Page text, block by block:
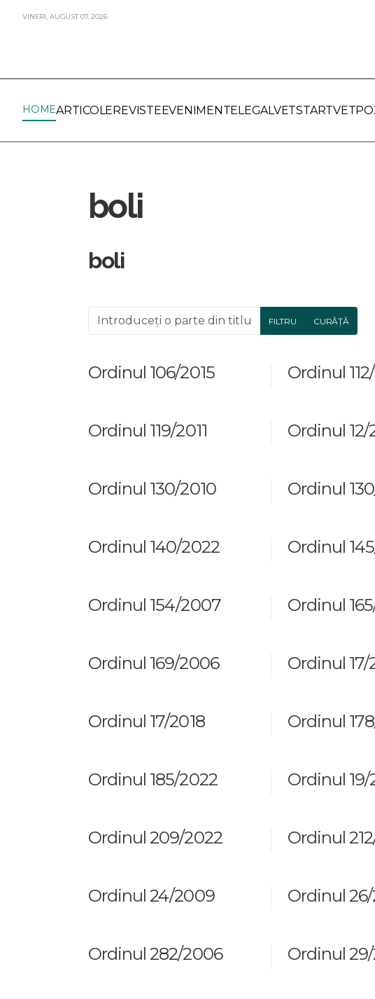
VINERI, AUGUST07,2026
HOMEARTICOLEREVISTEEVENIMENTELEGALVETSTARTVET
boli
boli
Introduceți o parte din titlu. FILTRU CURĂȚĂ
Ordinul 106/2015 Ordinul
Ordinul 119/2011 Ordinul
Ordinul 130/2010 Ordinul
Ordinul 140/2022 Ordinul
Ordinul 154/2007 Ordinul
Ordinul 169/2006 Ordinul
Ordinul 17/2018 Ordinul
Ordinul 185/2022 Ordinul 19/
Ordinul 209/2022 Ordinul
Ordinul 24/2009 Ordinul 26/
Ordinul 282/2006 Ordinul